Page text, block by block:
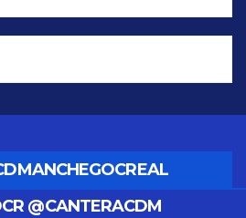
@CANTERACDM